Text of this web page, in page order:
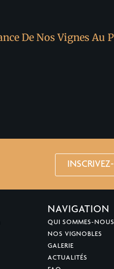
NAVIGATION
QUI SOMMES-NOUS
NOS VIGNOBLES
GALERIE
ACTUALITÉS